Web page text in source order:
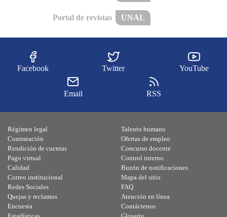
Portal de revistas UNAL
Facebook Twitter YouTube
Email RSS
Régimen legal
Contratación
Rendición de cuentas
Pago virtual
Calidad
Talento humano
Ofertas de empleo
Concurso docente
Control interno
Buzón de notificaciones
Correo institucional
Redes Sociales
Quejas y reclamos
Encuesta
Mapa del sitio
FAQ
Atención en línea
Contáctenos